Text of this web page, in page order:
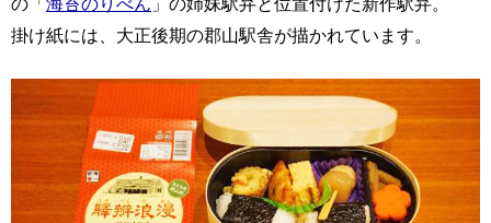
掛け紙には、大正後期の郡山駅舎が描かれています。